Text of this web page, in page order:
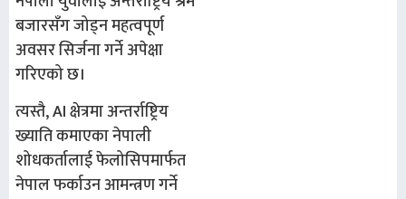
बजारसँग जोड्न महत्वपूर्ण
अवसर सिर्जना गर्ने अपेक्षा
गरिएको छ।
त्यस्तै, AI क्षेत्रमा अन्तर्राष्ट्रिय
ख्याति कमाएका नेपाली
शोधकर्तालाई फेलोसिपमार्फत
नेपाल फर्काउन आमन्त्रण गर्ने